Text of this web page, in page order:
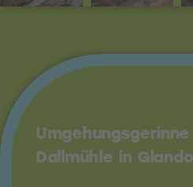
Dallmühle in